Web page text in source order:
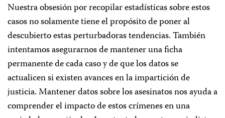
Nuestra obsesión por recopilar estadísticas sobre estos
casos no solamente tiene el propósito de poner al
descubierto estas perturbadoras tendencias. También
intentamos asegurarnos de mantener una ficha
permanente de cada caso y de que los datos se
actualicen si existen avances en la impartición de
justicia. Mantener datos sobre los asesinatos nos ayuda a
comprender el impacto de estos crímenes en una